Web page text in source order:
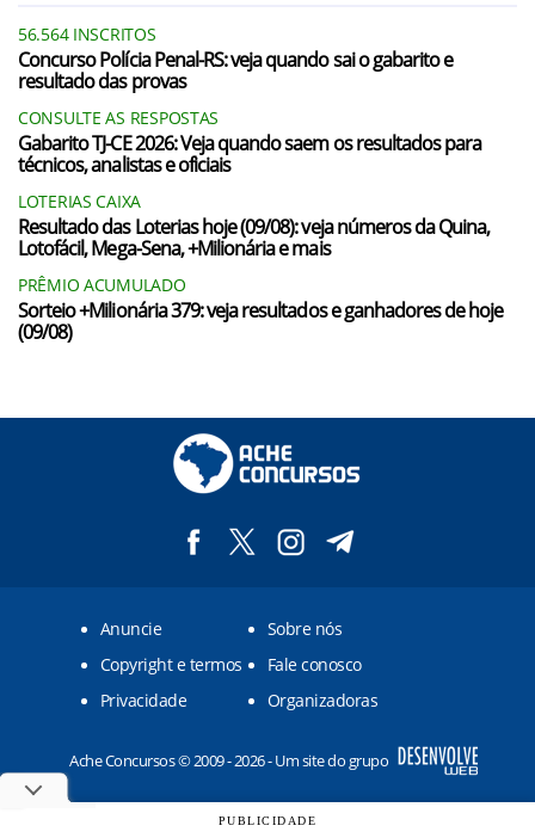
56.564 INSCRITOS
Concurso Polícia Penal-RS: veja quando sai o gabarito e
resultado das provas
CONSULTE AS RESPOSTAS
Gabarito TJ-CE 2026: Veja quando saem os resultados para
técnicos, analistas e oficiais
LOTERIAS CAIXA
Resultado das Loterias hoje (09/08): veja números da Quina,
Lotofácil, Mega-Sena, +Milionária e mais
PRÊMIO ACUMULADO
Sorteio +Milionária 379: veja resultados e ganhadores de hoje
(09/08)
Anuncie
Sobre nós
Copyright e termos
Fale conosco
Privacidade
Organizadoras
Ache Concursos © 2009 - 2026 - Um site do grupo
PUBLICIDADE